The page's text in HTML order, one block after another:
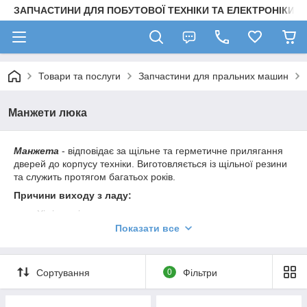
ЗАПЧАСТИНИ ДЛЯ ПОБУТОВОЇ ТЕХНІКИ ТА ЕЛЕКТРОНІКИ
Товари та послуги Запчастини для пральних машин
Манжети люка
Манжета - відповідає за щільне та герметичне прилягання
дверей до корпусу техніки. Виготовляється із щільної резини
та служить протягом багатьох років.
Причини виходу з ладу:
Хімічна дія.
Не правильний догляд за технікою.
Несвоєчасна заміна призводить до:
Показати все
Сортування 0 Фільтри